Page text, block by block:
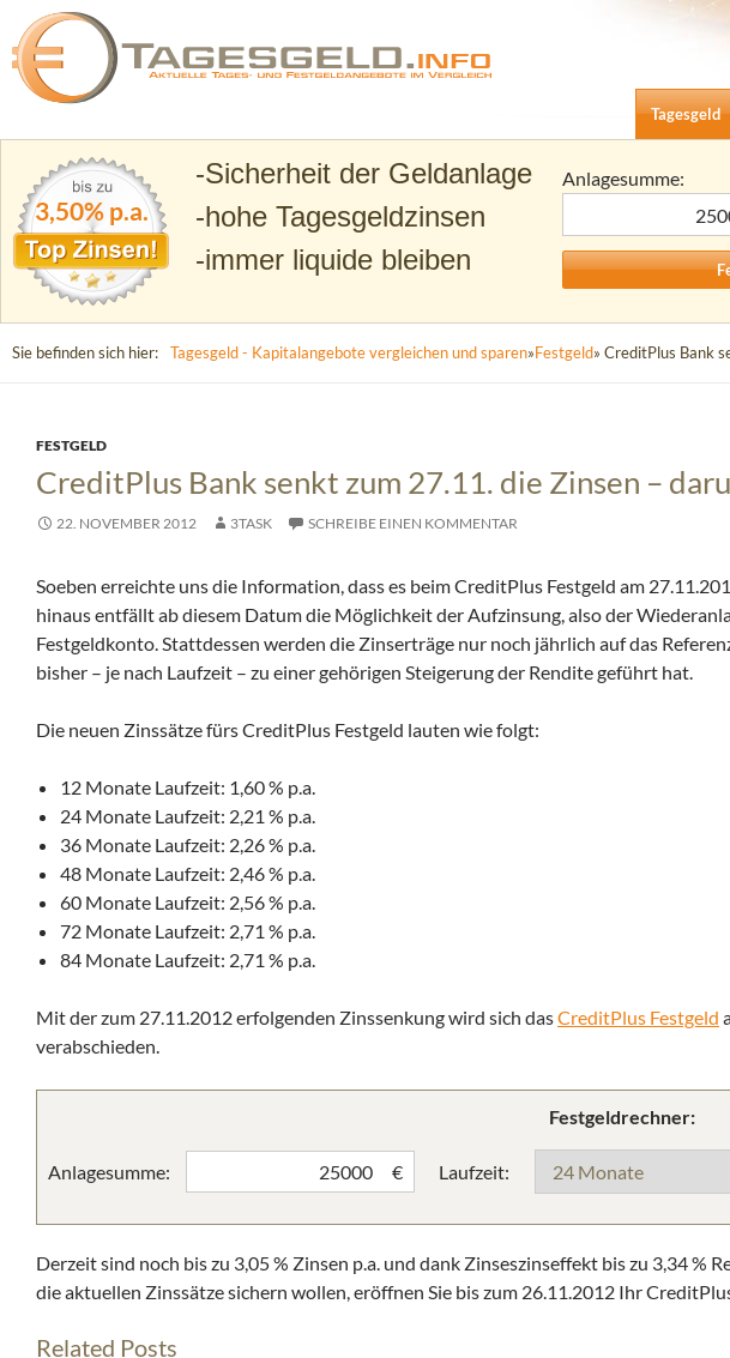
Tagesgeld.info – Tagesgeldkonten vergleichen und Tagesgeld-Zinsen
Zum Inhalt
Tagesgeld
3,50% p.a.
Sicherheit der Geldanlage
hohe Tagesgeldzinsen
immer liquide bleiben
Anlagesumme:
Sie befinden sich hier: Tagesgeld - Kapitalangebote vergleichen und sparen»Festgeld» CreditPlus Bank
FESTGELD
CreditPlus Bank senkt zum 27.11. die Zinsen –
22. NOVEMBER 2012 3TASK SCHREIBE EINEN KOMMENTAR
Soeben erreichte uns die Information, dass es beim CreditPlus Festgeld am
hinaus entfällt ab diesem Datum die Möglichkeit der Aufzinsung, also der
Festgeldkonto.Stattdessen werden die Zinserträge nur noch jährlich auf das
bisher – je nach Laufzeit – zu einer gehörigen Steigerung der Rendite geführt hat.
Die neuen Zinssätze fürs CreditPlus Festgeld lauten wie folgt:
12 Monate Laufzeit: 1,60 % p.a.
24 Monate Laufzeit: 2,21 % p.a.
36 Monate Laufzeit: 2,26 % p.a.
48 Monate Laufzeit: 2,46 % p.a.
60 Monate Laufzeit: 2,56 % p.a.
72 Monate Laufzeit: 2,71 % p.a.
84 Monate Laufzeit: 2,71 % p.a.
Mit der zum 27.11.2012 erfolgenden Zinssenkung wird sich dasCreditPlus Festgeld
verabschieden.
Festgeldrechner:
Anlagesumme: € Laufzeit:
Derzeit sind noch bis zu 3,05 % Zinsen p.a. und dank Zinseszinseffekt bis zu 3,34 %
die aktuellen Zinssätze sichern wollen, eröffnen Sie bis zum 26.11.2012 Ihr
Related Posts